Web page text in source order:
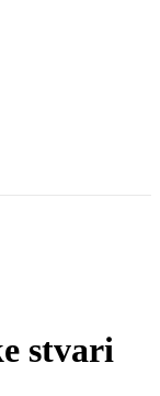
stvari